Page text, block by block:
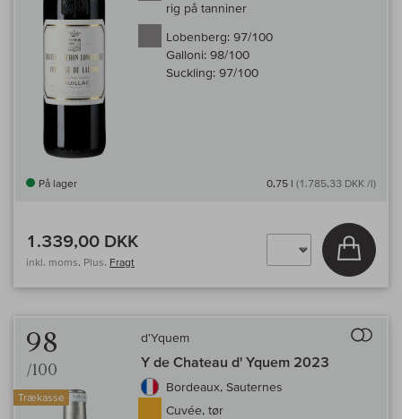
rig på tanniner
Lobenberg: 97/100
Galloni: 98/100
Suckling: 97/100
På lager 0,75 l (1.785,33 DKK /l)
1.339,00 DKK
inkl. moms, Plus. Fragt
Læg i
98
/100
Trækasse
d'Yquem
Y de Chateau d' Yquem 2023
Bordeaux, Sauternes
Cuvée, tør